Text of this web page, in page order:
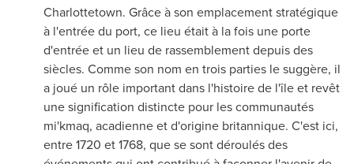
Charlottetown. Grâce à son emplacement stratégique
à l'entrée du port, ce lieu était à la fois une porte
d'entrée et un lieu de rassemblement depuis des
siècles. Comme son nom en trois parties le suggère, il
a joué un rôle important dans l'histoire de l'île et revêt
une signification distincte pour les communautés
mi'kmaq, acadienne et d'origine britannique. C'est ici,
entre1720 et1768, que se sont déroulés des